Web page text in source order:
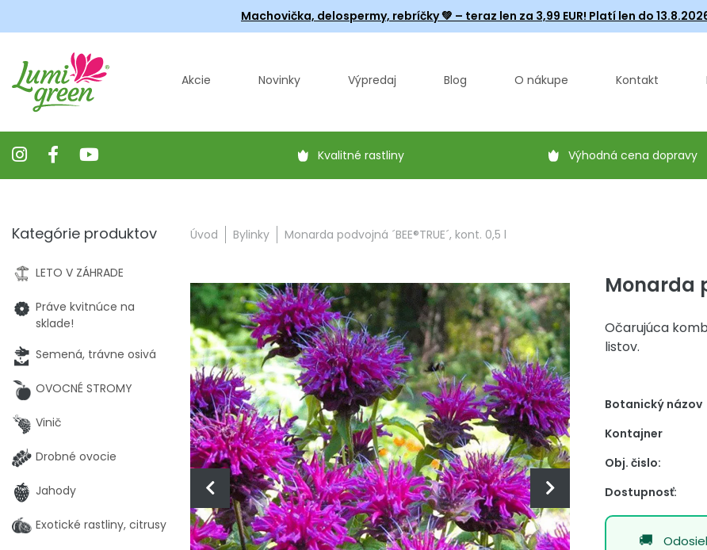
Machovička, delospermy, rebríčky💚 – teraz len za 3,99 EUR! Platí len do
Akcie Novinky Výpredaj Blog O nákupe Kontakt
Kvalitné rastliny Výhodná cena dopravy
Úvod Bylinky Monarda podvojná ´BEE®TRUE´, kont. 0,5 l
Monarda
Očarujúca
listov.
Botanický názov
Kontajner
Obj. čislo:
Dostupnosť:
Kategórie produktov
LETO V ZÁHRADE
Práve kvitnúce na
sklade!
Semená, trávne osivá
OVOCNÉ STROMY
Vinič
Drobné ovocie
Jahody
Exotické rastliny, citrusy